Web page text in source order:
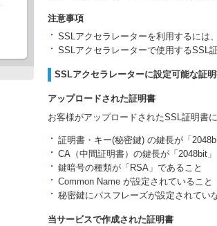
注意事項
SSLアクセラレーターを利用するには
SSLアクセラレーターで使用するSSL
SSLアクセラレーターに設定可能な証
アップロードされた証明書
お客様がアップロードされたSSL証明書
証明書・キー(秘密鍵) の鍵長が「
CA（中間証明書）の鍵長が「2048bit
鍵暗号の種類が「RSA」であること
Common Name が設定されていること
秘密鍵にパスフレーズが設定されてい
当サービスで作成された証明書